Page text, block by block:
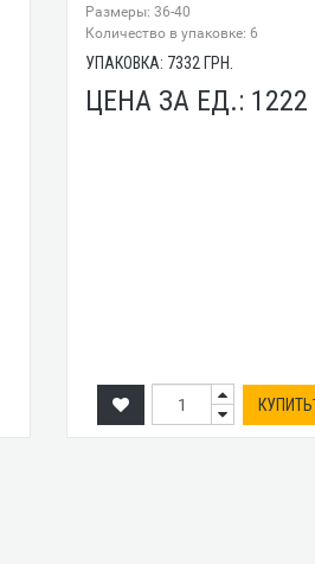
Размеры: 36-40
Количество в упаковке: 6
УПАКОВКА: 7332 ГРН.
ЦЕНА ЗА ЕД.: 1222
КУПИТЬ